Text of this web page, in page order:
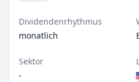
Dividendenrhythmus
monatlich
Sektor
-